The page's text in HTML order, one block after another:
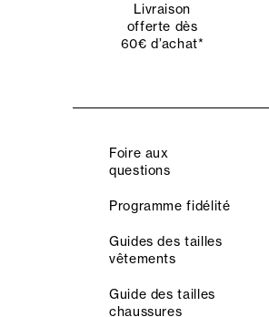
Livraison
offerte dès
60€ d’achat*
Foire aux
questions
Programme fidélité
Guides des tailles
vêtements
Guide des tailles
chaussures